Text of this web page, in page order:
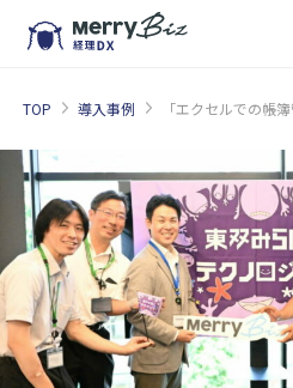
TOP 導入事例 「エクセルでの帳